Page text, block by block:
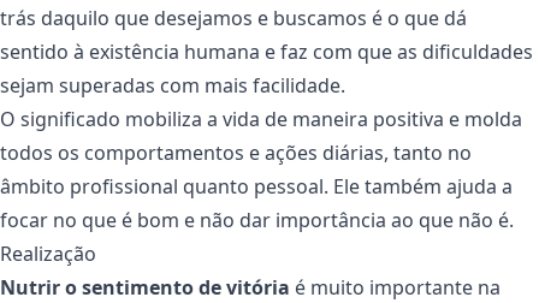
trás daquilo que desejamos e buscamos é o que dá
sentido à existência humana e faz com que as dificuldades
sejam superadas com mais facilidade.
O significado mobiliza a vida de maneira positiva e molda
todos os comportamentos e ações diárias, tanto no
âmbito profissional quanto pessoal. Ele também ajuda a
focar no que é bom e não dar importância ao que não é.
Realização
Nutrir o sentimento de vitória é muito importante na